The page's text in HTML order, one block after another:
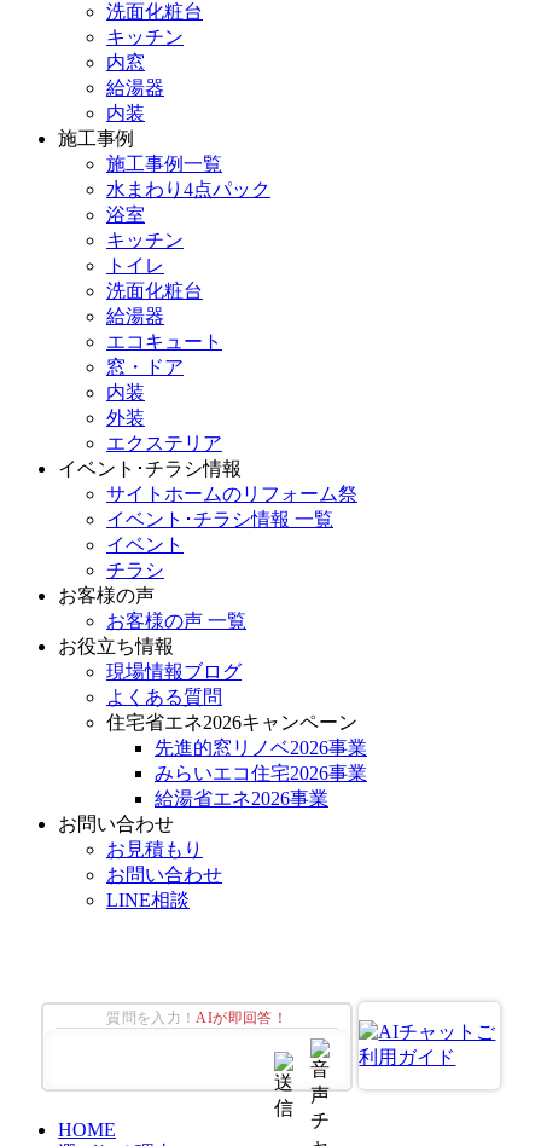
洗面化粧台
キッチン
内窓
給湯器
内装
施工事例
施工事例一覧
水まわり4点パック
浴室
キッチン
トイレ
洗面化粧台
給湯器
エコキュート
窓・ドア
内装
外装
エクステリア
イベント･チラシ情報
サイトホームのリフォーム祭
イベント･チラシ情報 一覧
イベント
チラシ
お客様の声
お客様の声 一覧
お役立ち情報
現場情報ブログ
よくある質問
住宅省エネ2026キャンペーン
先進的窓リノベ2026事業
みらいエコ住宅2026事業
給湯省エネ2026事業
お問い合わせ
お見積もり
お問い合わせ
LINE相談
質問を入力！AIが即回答！
HOME